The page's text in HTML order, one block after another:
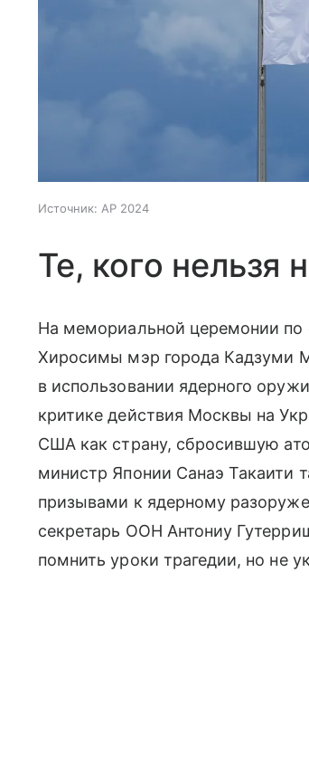
Источник: AP 2024
Те, кого нельзя
На мемориальной церемонии
Хиросимы мэр города Кадзуми
в использовании ядерного
критике действия Москвы на
США как страну, сбросившую
министр Японии Санаэ Такаити
призывами к ядерному
секретарь ООН Антониу
помнить уроки трагедии, но не